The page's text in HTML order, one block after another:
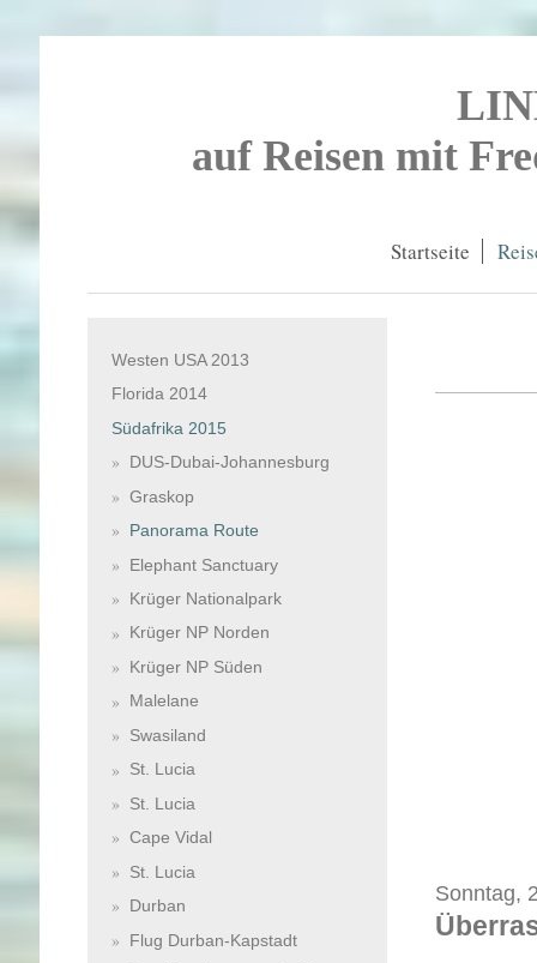
auf Reisen mit
Startseite
Sonntag,
Westen USA 2013
Florida 2014
Südafrika 2015
DUS-Dubai-Johannesburg
Graskop
Panorama Route
Elephant Sanctuary
Krüger Nationalpark
Krüger NP Norden
Krüger NP Süden
Malelane
Swasiland
St. Lucia
St. Lucia
Cape Vidal
St. Lucia
Durban
Flug Durban-Kapstadt